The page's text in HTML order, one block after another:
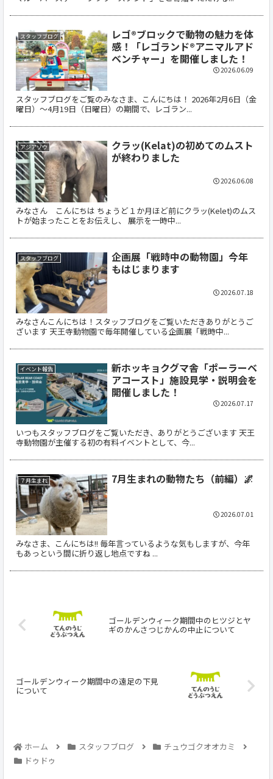
スタッフブログ
レゴ®ブロックで動物の魅力を体
感！「レゴランド®アニマルアド
ベンチャー」を開催しました！
スタッフブログをご覧のみなさま、こんにちは！ 2026年2月6日（金
曜日）〜4月19日（日曜日）の期間で、レゴラン...
2026.06.09
アジアゾウ
クラッ(Kelat)の初めてのムスト
が終わりました
みなさん こんにちは ちょうど１か月ほど前にクラッ(Kelet)のムス
トが始まったことをお伝えし、 展示を一時中...
2026.06.08
スタッフブログ
企画展「戦時中の動物園」今年
もはじまります
みなさんこんにちは！スタッフブログをご覧いただきありがとうご
ざいます 天王寺動物園で毎年開催している企画展「戦時中...
2026.07.18
イベント報告
新ホッキョクグマ舎「ポーラーベ
アコースト」施設見学・説明会を
開催しました！
いつもスタッフブログをご覧いただき、ありがとうございます 天王
寺動物園が主催する初の有料イベントとして、今...
2026.07.17
７月生まれ 7月生まれの動物たち（前編）🌌
みなさま、こんにちは!! 毎年言っているような気もしますが、今年
もあっという間に折り返し地点ですね ...
2026.07.01
ゴールデンウィーク期間中のヒツジとヤ
ギのかんさつじかんの中止について
ゴールデンウィーク期間中の遠足の下見
について
ホーム スタッフブログ
チュウゴクオオカミ
ドゥドゥ